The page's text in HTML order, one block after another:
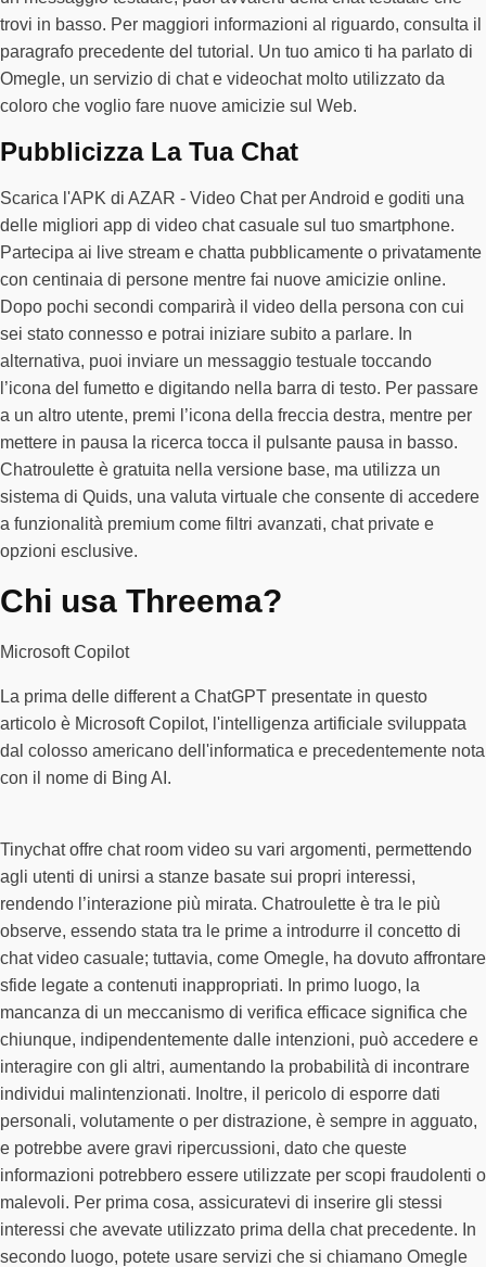
trovi in basso. Per maggiori informazioni al riguardo, consulta il
paragrafo precedente del tutorial. Un tuo amico ti ha parlato di
Omegle, un servizio di chat e videochat molto utilizzato da
coloro che voglio fare nuove amicizie sul Web.
Pubblicizza La Tua Chat
Scarica l'APK di AZAR - Video Chat per Android e goditi una
delle migliori app di video chat casuale sul tuo smartphone.
Partecipa ai live stream e chatta pubblicamente o privatamente
con centinaia di persone mentre fai nuove amicizie online.
Dopo pochi secondi comparirà il video della persona con cui
sei stato connesso e potrai iniziare subito a parlare. In
alternativa, puoi inviare un messaggio testuale toccando
l’icona del fumetto e digitando nella barra di testo. Per passare
a un altro utente, premi l’icona della freccia destra, mentre per
mettere in pausa la ricerca tocca il pulsante pausa in basso.
Chatroulette è gratuita nella versione base, ma utilizza un
sistema di Quids, una valuta virtuale che consente di accedere
a funzionalità premium come filtri avanzati, chat private e
opzioni esclusive.
Chi usa Threema?
Microsoft Copilot
La prima delle different a ChatGPT presentate in questo
articolo è Microsoft Copilot, l'intelligenza artificiale sviluppata
dal colosso americano dell'informatica e precedentemente nota
con il nome di Bing AI.
Tinychat offre chat room video su vari argomenti, permettendo
agli utenti di unirsi a stanze basate sui propri interessi,
rendendo l’interazione più mirata. Chatroulette è tra le più
observe, essendo stata tra le prime a introdurre il concetto di
chat video casuale; tuttavia, come Omegle, ha dovuto affrontare
sfide legate a contenuti inappropriati. In primo luogo, la
mancanza di un meccanismo di verifica efficace significa che
chiunque, indipendentemente dalle intenzioni, può accedere e
interagire con gli altri, aumentando la probabilità di incontrare
individui malintenzionati. Inoltre, il pericolo di esporre dati
personali, volutamente o per distrazione, è sempre in agguato,
e potrebbe avere gravi ripercussioni, dato che queste
informazioni potrebbero essere utilizzate per scopi fraudolenti o
malevoli. Per prima cosa, assicuratevi di inserire gli stessi
interessi che avevate utilizzato prima della chat precedente. In
secondo luogo, potete usare servizi che si chiamano Omegle